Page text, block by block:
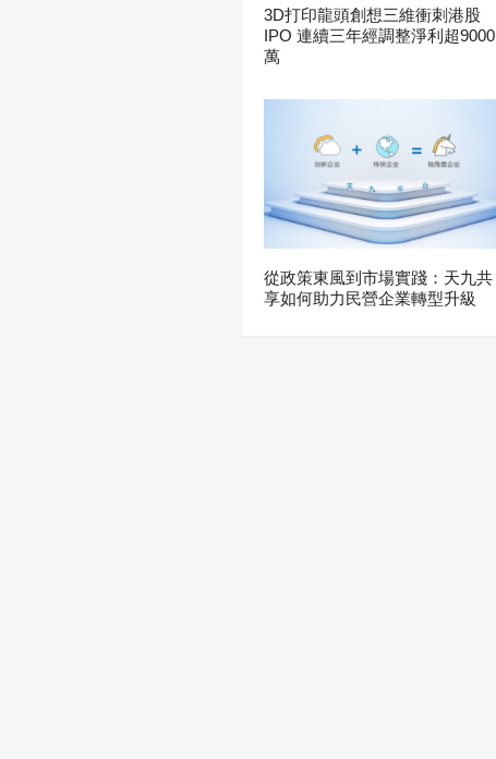
3D打印龍頭創想三維衝刺港股
IPO 連續三年經調整淨利超9000
萬
從政策東風到市場實踐：天九共
享如何助力民營企業轉型升級